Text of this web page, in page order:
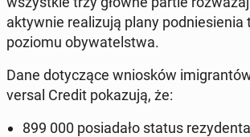
ak­tyw­nie re­ali­zu­ją plany pod­nie­sie­nia
poziomu oby­wa­tel­stwa.
Dane do­ty­czą­ce wnio­sków
ver­sal Credit po­ka­zu­ją, że:
899 000 po­sia­da­ło status